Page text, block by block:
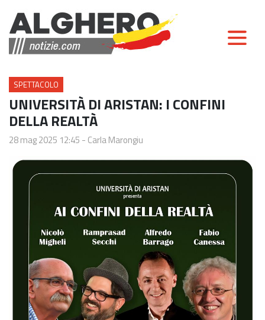
SPETTACOLO
UNIVERSITÀ DI ARISTAN: I CONFINI
DELLA REALTÀ
28 mag 2025 12:45 - Carla Marongiu